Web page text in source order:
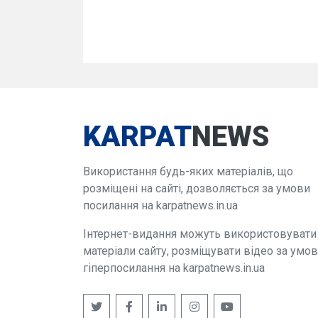
KARPATNEWS
Використання будь-яких матеріалів, що
розміщені на сайті, дозволяється за умови
посилання на karpatnews.in.ua
Інтернет-видання можуть використовувати
матеріали сайту, розміщувати відео за
гіперпосилання на karpatnews.in.ua